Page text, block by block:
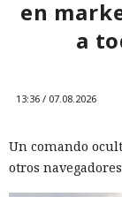
en
a
13:36 / 07.08.2026
Un comando
otros